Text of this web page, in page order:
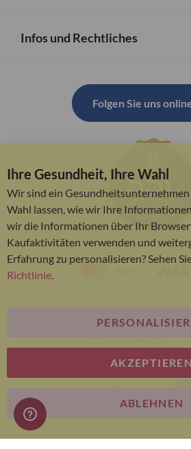
Infos und Rechtliches
Folgen Sie uns
© Bariatric Advantage® ist eine
Group. Alle Rechte vorbehalten.
E-commerce
Ihre Gesundheit, Ihre Wahl
Wir sind ein
Wahl lassen, wie wir Ihre
wir die Informationen über Ihr
Kaufaktivitäten verwenden und
Erfahrung zu personalisieren? Sehen
Richtlinie.
AKZEPTIEREN
ABLEHNEN